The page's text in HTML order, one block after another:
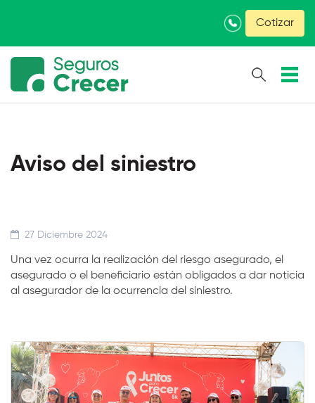
Cotizar
×
Aviso del siniestro
27 Diciembre 2024
Una vez ocurra la realización del riesgo asegurado, el
asegurado o el beneficiario están obligados a dar noticia
al asegurador de la ocurrencia del siniestro.